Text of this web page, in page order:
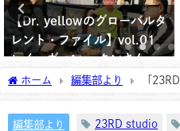
グローバルタ
イル】vol.01
タンさん
【Dr.
レント・フ
ヤンジェミ
2026年3月25
ホーム 編集部より
「
編集部より 23RD studio